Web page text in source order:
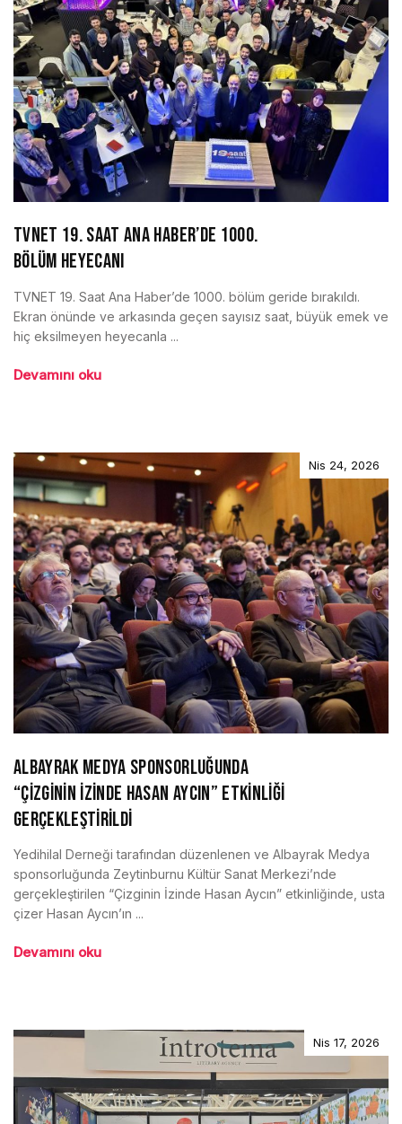
TVNET 19. SAAT ANA HABER’DE 1000.
BÖLÜM HEYECANI
TVNET 19. Saat Ana Haber’de 1000. bölüm geride bırakıldı.
Ekran önünde ve arkasında geçen sayısız saat, büyük emek ve
hiç eksilmeyen heyecanla ...
Devamını oku
Nis 24, 2026
ALBAYRAK MEDYA SPONSORLUĞUNDA
“ÇİZGİNİN İZİNDE HASAN AYCIN” ETKİNLİĞİ
GERÇEKLEŞTİRİLDİ
Yedihilal Derneği tarafından düzenlenen ve Albayrak Medya
sponsorluğunda Zeytinburnu Kültür Sanat Merkezi’nde
gerçekleştirilen “Çizginin İzinde Hasan Aycın” etkinliğinde, usta
çizer Hasan Aycın’ın ...
Devamını oku
Nis 17, 2026